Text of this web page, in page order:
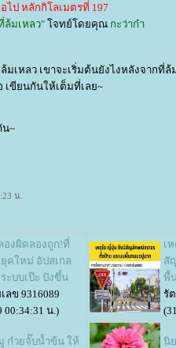
ป หลักกิโลเมตรที่ 197
ล้มเหลว" จทย์โดยคุณ กะว่าก๋า
เหลว เขาจะเริ่มต้นยังไงหลังจากที่ล้
ขียนกันให้เต็มที่เลย~
น~
น.
องผิดลองถูก!ที่
คใหม่ อัปสเกล
ะบบเป๊ะ ปังขึ้น
ลข 9316089
00:34:31 น.)
เ
สั
พื้
รั
ก๋วยจั๊บน้ำข้น ให้
นิ